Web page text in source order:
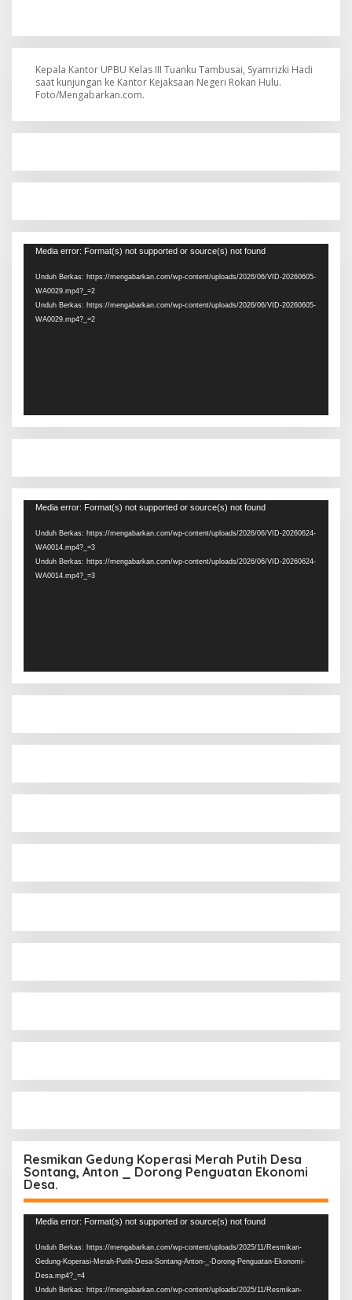
Kepala Kantor UPBU Kelas III Tuanku Tambusai, Syamrizki Hadi
saat kunjungan ke Kantor Kejaksaan Negeri Rokan Hulu.
Foto/Mengabarkan.com.
Pemutar
Media error: Format(s) not supported or source(s) not found
Unduh Berkas: https://mengabarkan.com/wp-content/uploads/2026/06/VID-20260605-
WA0029.mp4?_=2
Unduh Berkas: https://mengabarkan.com/wp-content/uploads/2026/06/VID-20260605-
WA0029.mp4?_=2
Pemutar
Media error: Format(s) not supported or source(s) not found
Unduh Berkas: https://mengabarkan.com/wp-content/uploads/2026/06/VID-20260624-
WA0014.mp4?_=3
Unduh Berkas: https://mengabarkan.com/wp-content/uploads/2026/06/VID-20260624-
WA0014.mp4?_=3
Resmikan Gedung Koperasi Merah Putih Desa
Sontang, Anton _ Dorong Penguatan Ekonomi
Desa.
Pemutar
Media error: Format(s) not supported or source(s) not found
Unduh Berkas: https://mengabarkan.com/wp-content/uploads/2025/11/Resmikan-
Gedung-Koperasi-Merah-Putih-Desa-Sontang-Anton-_-Dorong-Penguatan-Ekonomi-
Desa.mp4?_=4
Unduh Berkas: https://mengabarkan.com/wp-content/uploads/2025/11/Resmikan-